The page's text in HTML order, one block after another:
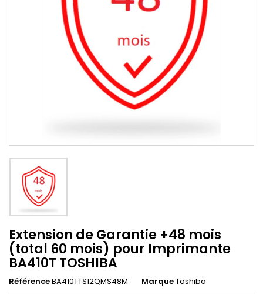
Extension de Garantie +48 mois
(total 60 mois) pour Imprimante
BA410T TOSHIBA
RéférenceBA410TTS12QMS48M MarqueToshiba